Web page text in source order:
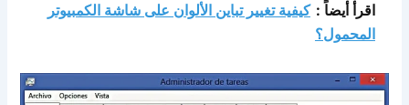
اقرأ أيضاً : كيفية تغيير تباين الألوان على شاشة الكمبيوتر
المحمول؟